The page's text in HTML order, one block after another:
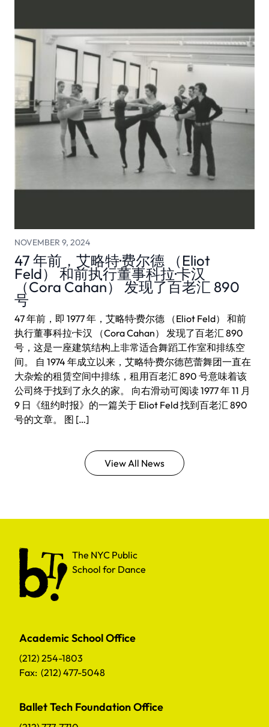
NOVEMBER 9, 2024
47 年前，艾略特·费尔德 （Eliot
Feld） 和前执行董事科拉·卡汉
（Cora Cahan） 发现了百老汇 890
号
47 年前，即 1977 年，艾略特·费尔德 （Eliot Feld） 和前
执行董事科拉·卡汉 （Cora Cahan） 发现了百老汇 890
号，这是一座建筑结构上非常适合舞蹈工作室和排练空
间。 自 1974 年成立以来，艾略特·费尔德芭蕾舞团一直在
大杂烩的租赁空间中排练，租用百老汇 890 号意味着该
公司终于找到了永久的家。 向右滑动可阅读 1977 年 11 月
9 日《纽约时报》的一篇关于 Eliot Feld 找到百老汇 890
号的文章。 图 […]
View All News
The NYC Public School for Dance
The NYC Public
School for Dance
Academic School Office
(212) 254-1803
Fax: (212) 477-5048
Ballet Tech Foundation Office